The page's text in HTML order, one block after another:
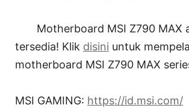
Motherboard MSI Z790 MAX
tersedia! Klik disini untuk
motherboard MSI Z790 MAX
MSI GAMING: https://id.msi.com/